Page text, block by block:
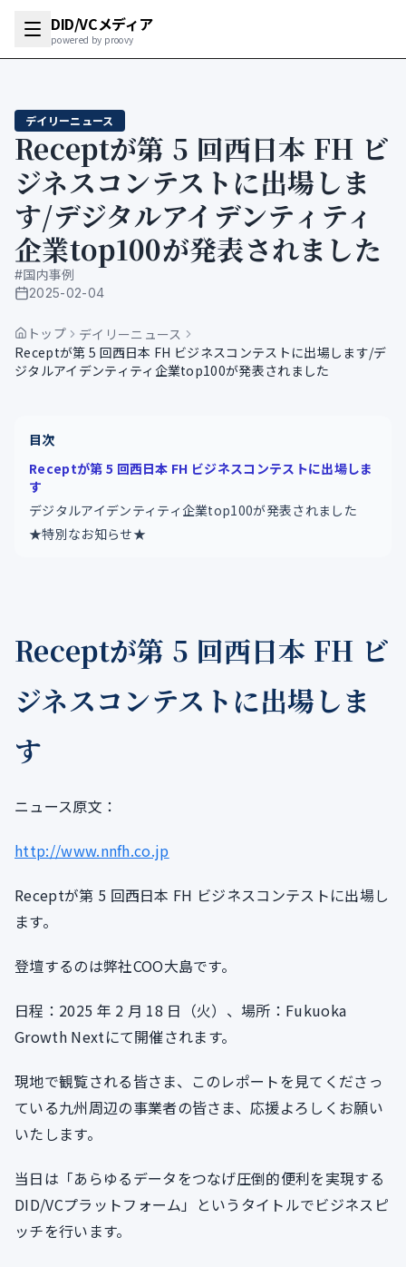
DID/VCメディア
powered by proovy
デイリーニュース
Receptが第 5 回西日本 FH ビ
ジネスコンテストに出場しま
す/デジタルアイデンティティ
企業top100が発表されました
#国内事例
公開日
2025-02-04
トップ
デイリーニュース
Receptが第 5 回西日本 FH ビジネスコンテストに出場します/デ
ジタルアイデンティティ企業top100が発表されました
目次
Receptが第 5 回西日本 FH ビジネスコンテストに出場しま
す
デジタルアイデンティティ企業top100が発表されました
★特別なお知らせ★
Receptが第 5 回西日本 FH ビ
ジネスコンテストに出場しま
す
ニュース原文：
http://www.nnfh.co.jp
Receptが第 5 回西日本 FH ビジネスコンテストに出場し
ます。
登壇するのは弊社COO大島です。
日程：2025 年 2 月 18 日（火）、場所：Fukuoka
Growth Nextにて開催されます。
現地で観覧される皆さま、このレポートを見てくださっ
ている九州周辺の事業者の皆さま、応援よろしくお願い
いたします。
当日は「あらゆるデータをつなげ圧倒的便利を実現する
DID/VCプラットフォーム」というタイトルでビジネスピ
ッチを行います。